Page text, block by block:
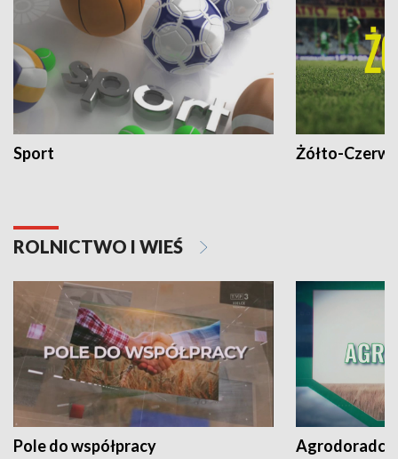
Sport Żółto-
ROLNICTWO I WIEŚ
Pole do współpracy Agrodoradcy